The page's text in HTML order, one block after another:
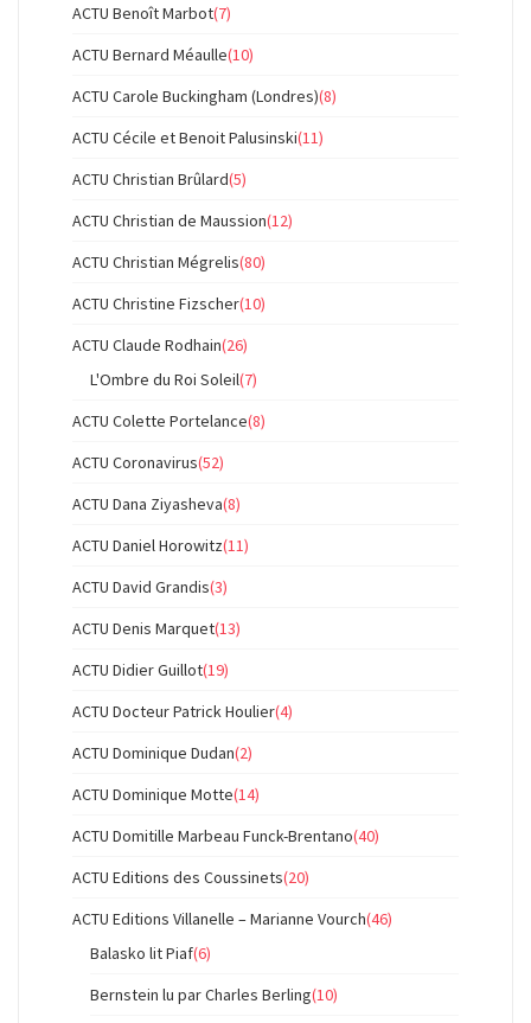
ACTU Benoît Marbot(7)
ACTU Bernard Méaulle(10)
ACTU Carole Buckingham (Londres)(8)
ACTU Cécile et Benoit Palusinski(11)
ACTU Christian Brûlard(5)
ACTU Christian de Maussion(12)
ACTU Christian Mégrelis(80)
ACTU Christine Fizscher(10)
ACTU Claude Rodhain(26)
L'Ombre du Roi Soleil(7)
ACTU Colette Portelance(8)
ACTU Coronavirus(52)
ACTU Dana Ziyasheva(8)
ACTU Daniel Horowitz(11)
ACTU David Grandis(3)
ACTU Denis Marquet(13)
ACTU Didier Guillot(19)
ACTU Docteur Patrick Houlier(4)
ACTU Dominique Dudan(2)
ACTU Dominique Motte(14)
ACTU Domitille Marbeau Funck-Brentano(40)
ACTU Editions des Coussinets(20)
ACTU Editions Villanelle – Marianne Vourch(46)
Balasko lit Piaf(6)
Bernstein lu par Charles Berling(10)